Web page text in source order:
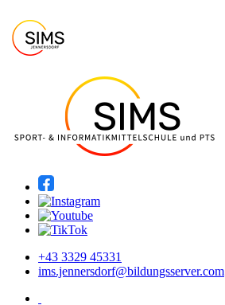
+43 3329 45331
ims.jennersdorf@bildungsserver.com